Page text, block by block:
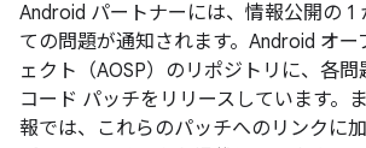
Android パートナーには、情報公開の 1
ての問題が通知されます。Android オー
ェクト（AOSP）のリポジトリに、各
コード パッチをリリースしています。
報では、これらのパッチへのリンクに